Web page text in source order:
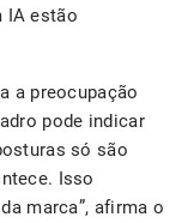
IA estão
a preocupação
pode indicar
só são
Isso
marca”, afirma o